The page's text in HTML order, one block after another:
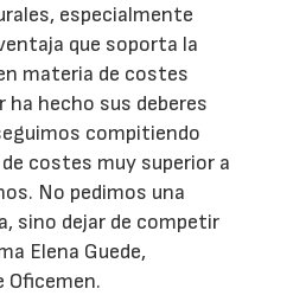
especialmente
que soporta la
materia de costes
hecho sus deberes
compitiendo
costes muy superior a
No pedimos una
sino dejar de competir
Elena Guede,
Oficemen.